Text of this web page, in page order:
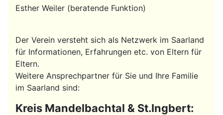
Esther Weiler (beratende Funktion)
Der Verein versteht sich als Netzwerk im Saarland
für Informationen, Erfahrungen etc. von Eltern für
Eltern.
Weitere Ansprechpartner für Sie und Ihre Familie
im Saarland sind:
Kreis Mandelbachtal & St.Ingbert: